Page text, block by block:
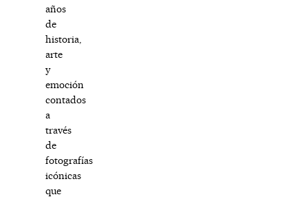
años
de
historia,
arte
y
emoción
contados
a
través
de
fotografías
icónicas
que